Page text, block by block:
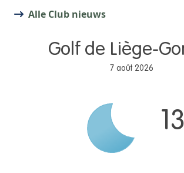
Alle Club nieuws
Golf de Liège-
7 août 2026
13